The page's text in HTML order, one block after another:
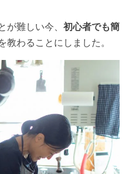
が難しい今、 初心者でも簡
教わることにしました。